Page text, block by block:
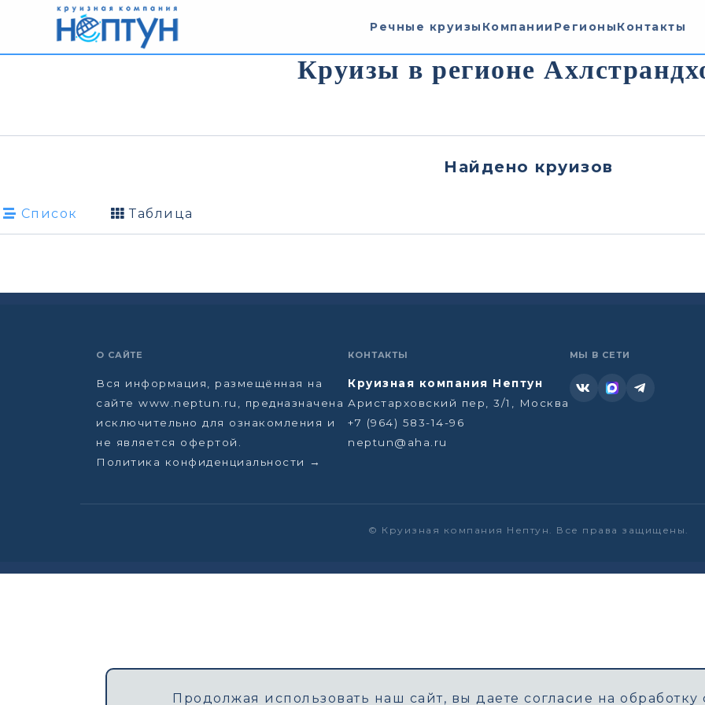
Речные круизы Компании РегионыКонтакты
Круизы в регионе
Найдено круизов
Список Таблица
О САЙТЕ
Вся информация, размещённая на
сайте www.neptun.ru, предназначена
исключительно для ознакомления и
не является офертой.
Политика конфиденциальности →
КОНТАКТЫ
Круизная компания Нептун
Аристарховский пер, 3/1, Москва
+7 (964) 583-14-96
neptun@aha.ru
МЫ В СЕТИ
© Круизная компания Нептун. Все права защищены.
Продолжая использовать наш сайт, вы даете согласие на